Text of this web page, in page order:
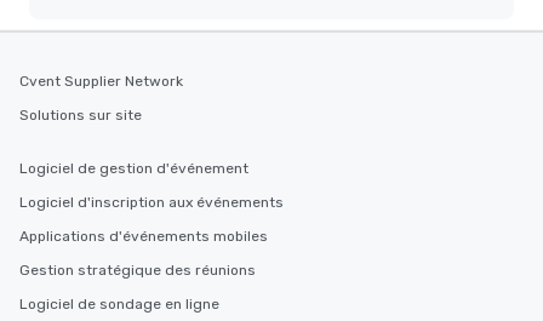
Cvent Supplier Network
Solutions sur site
Logiciel de gestion d'événement
Logiciel d'inscription aux événements
Applications d'événements mobiles
Gestion stratégique des réunions
Logiciel de sondage en ligne